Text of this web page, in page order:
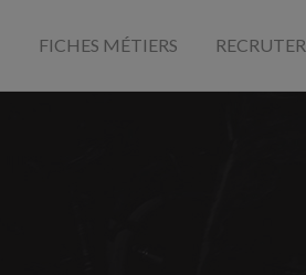
FICHES MÉTIERS RECRUTER